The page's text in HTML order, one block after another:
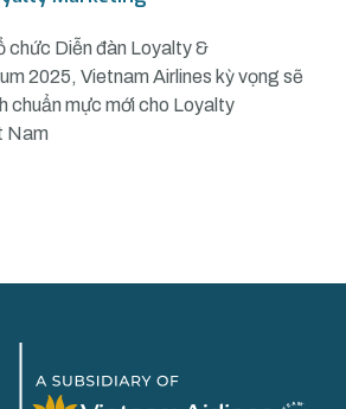
chức Diễn đàn Loyalty &
2025, Vietnam Airlines kỳ vọng sẽ
chuẩn mực mới cho Loyalty
Nam